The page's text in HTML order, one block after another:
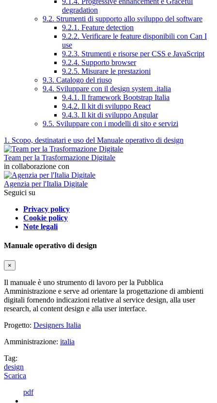
degradation
9.2. Strumenti di supporto allo sviluppo del software
9.2.1. Feature detection
9.2.2. Verificare le feature disponibili con Can I
use
9.2.3. Strumenti e risorse per CSS e JavaScript
9.2.4. Supporto browser
9.2.5. Misurare le prestazioni
9.3. Catalogo del riuso
9.4. Sviluppare con il design system .italia
9.4.1. Il framework Bootstrap Italia
9.4.2. Il kit di sviluppo React
9.4.3. Il kit di sviluppo Angular
9.5. Sviluppare con i modelli di sito e servizi
1. Scopo, destinatari e uso del Manuale operativo di design
Team per la Trasformazione Digitale
in collaborazione con
Agenzia per l'Italia Digitale
Seguici su
Privacy policy
Cookie policy
Note legali
Manuale operativo di design
×
Il manuale è uno strumento di lavoro per la Pubblica
Amministrazione e serve ad orientare la progettazione di ambienti
digitali fornendo indicazioni relative al service design, alla user
research, al content design e alla user interface.
Progetto: Designers Italia
Amministrazione: italia
Tag:
design
Scarica
pdf